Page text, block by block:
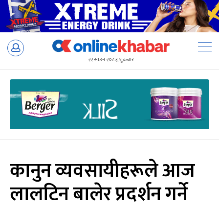
Skip
२२ साउन २०८३, शुक्रबार
कानुन व्यवसायीहरूले आज
लालटिन बालेर प्रदर्शन गर्ने